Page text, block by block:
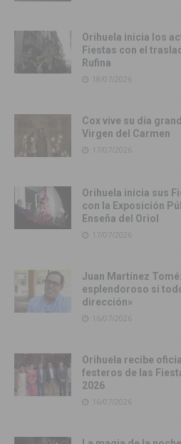
Orihuela inicia los
Fiestas con el
Rufina
18/07/2026
Cox vive su día
Virgen del Carmen
17/07/2026
Orihuela inicia sus
con la Exposición
Enseña del Oriol
17/07/2026
Juan Martínez
esplendoroso si
dirección»
16/07/2026
Orihuela recibe
festeros de las
2026
16/07/2026